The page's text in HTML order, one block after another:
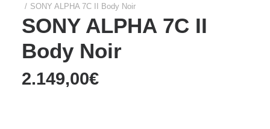
SONY ALPHA 7C II Body Noir
SONY ALPHA 7C II
Body Noir
2.149,00€